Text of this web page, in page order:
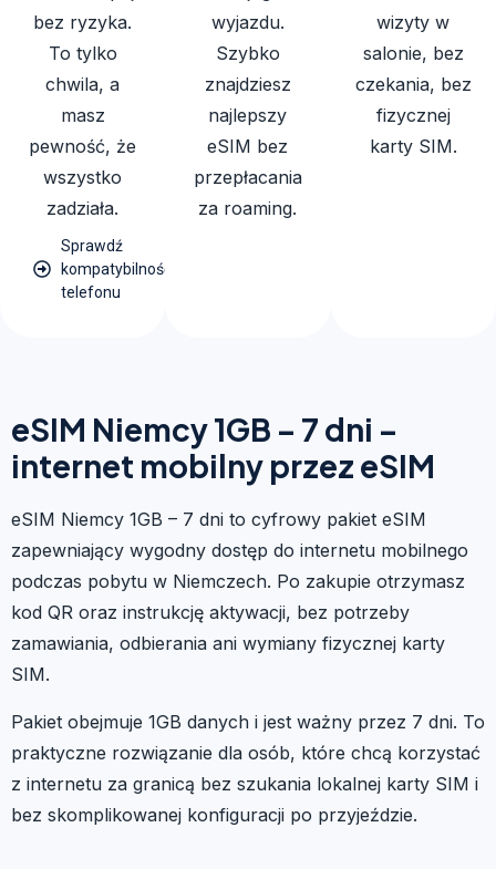
bez ryzyka.
To tylko
chwila, a
masz
pewność, że
wszystko
zadziała.
Sprawdź
kompatybilność
telefonu
wyjazdu.
Szybko
znajdziesz
najlepszy
eSIM bez
przepłacania
za roaming.
wizyty w
salonie, bez
czekania, bez
fizycznej
karty SIM.
eSIM Niemcy 1GB – 7 dni –
internet mobilny przez eSIM
eSIM Niemcy 1GB – 7 dni to cyfrowy pakiet eSIM
zapewniający wygodny dostęp do internetu mobilnego
podczas pobytu w Niemczech. Po zakupie otrzymasz
kod QR oraz instrukcję aktywacji, bez potrzeby
zamawiania, odbierania ani wymiany fizycznej karty
SIM.
Pakiet obejmuje 1GB danych i jest ważny przez 7 dni. To
praktyczne rozwiązanie dla osób, które chcą korzystać
z internetu za granicą bez szukania lokalnej karty SIM i
bez skomplikowanej konfiguracji po przyjeździe.